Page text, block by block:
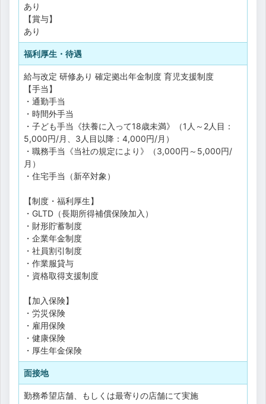
あり
【賞与】
あり
福利厚生・待遇
給与改定 研修あり 確定拠出年金制度 育児支援制度
【手当】
・通勤手当
・時間外手当
・子ども手当《扶養に入って18歳未満》（1人～2人目：
5,000円/月、3人目以降：4,000円/月）
・職務手当《当社の規定により》（3,000円～5,000円/
月）
・住宅手当（新卒対象）
【制度・福利厚生】
・GLTD（長期所得補償保険加入）
・財形貯蓄制度
・企業年金制度
・社員割引制度
・作業服貸与
・資格取得支援制度
【加入保険】
・労災保険
・雇用保険
・健康保険
・厚生年金保険
面接地
勤務希望店舗、もしくは最寄りの店舗にて実施